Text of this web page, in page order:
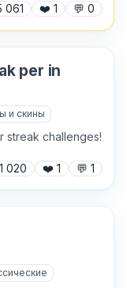
061 ❤️ 1 💬 0
per in
и скины
streak challenges!
1 020 ❤️ 1 💬 1